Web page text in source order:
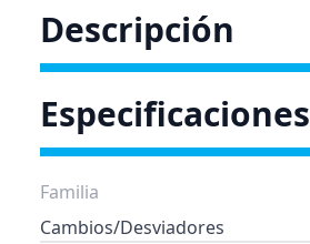
Descripción
Especificaciones
Familia
Cambios/Desviadores